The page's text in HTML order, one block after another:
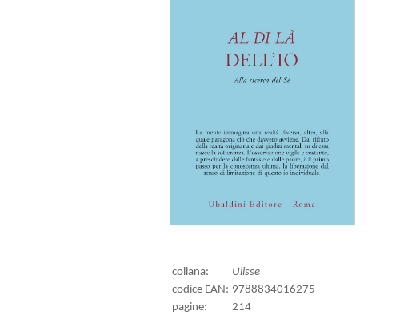
collana:
Ulisse
codice EAN: 9788834016275
pagine:
214